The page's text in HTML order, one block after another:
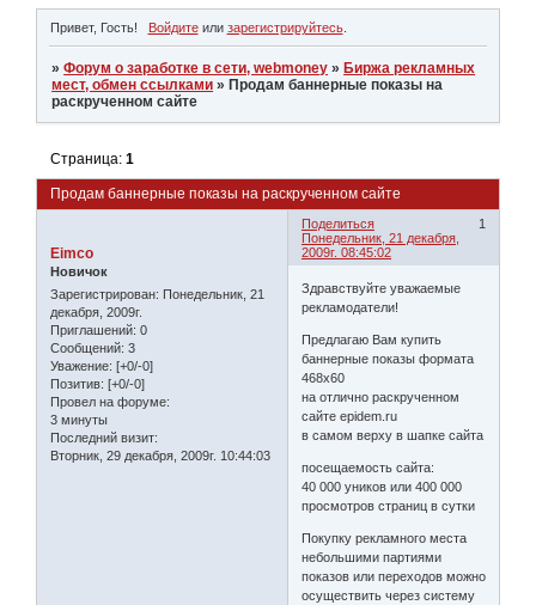
Привет, Гость! Войдитеили зарегистрируйтесь.
»Форум о заработке в сети, webmoney » Биржа рекламных
мест, обмен ссылками » Продам баннерные показы на
раскрученном сайте
Продам баннерные показы на раскрученном сайте
Страница:1
Поделиться
1
Понедельник, 21 декабря,
2009г. 08:45:02
Eimco
Новичок
Зарегистрирован: Понедельник, 21
декабря, 2009г.
Приглашений: 0
Сообщений: 3
Уважение: [+0/-0]
Позитив: [+0/-0]
Провел на форуме:
3 минуты
Последний визит:
Вторник, 29 декабря, 2009г. 10:44:03
Здравствуйте уважаемые
рекламодатели!
Предлагаю Вам купить
баннерные показы формата
468х60
на отлично раскрученном
сайте epidem.ru
в самом верху в шапке сайта
посещаемость сайта:
40 000 уников или 400 000
просмотров страниц в сутки
Покупку рекламного места
небольшими партиями
показов или переходов можно
осуществить через систему